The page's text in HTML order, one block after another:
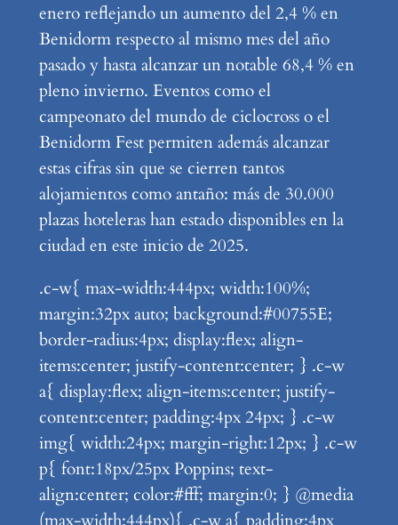
enero reflejando un aumento del 2,4 % en
Benidorm respecto al mismo mes del año
pasado y hasta alcanzar un notable 68,4 % en
pleno invierno. Eventos como el
campeonato del mundo de ciclocross o el
Benidorm Fest permiten además alcanzar
estas cifras sin que se cierren tantos
alojamientos como antaño: más de 30.000
plazas hoteleras han estado disponibles en la
ciudad en este inicio de 2025.
.c-w{ max-width:444px; width:100%;
margin:32px auto; background:#00755E;
border-radius:4px; display:flex; align-
items:center; justify-content:center; } .c-w
a{ display:flex; align-items:center; justify-
content:center; padding:4px 24px; } .c-w
img{ width:24px; margin-right:12px; } .c-w
p{ font:18px/25px Poppins; text-
align:center; color:#fff; margin:0; } @media